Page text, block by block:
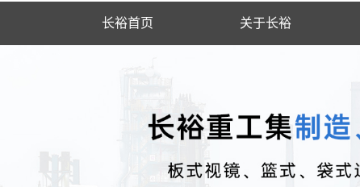
长裕首页 关于长裕